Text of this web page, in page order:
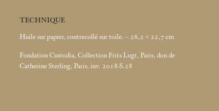
TECHNIQUE
Huile sur papier, contrecollé sur toile. – 26,2 × 22,7 cm
Fondation Custodia, Collection Frits Lugt, Paris, don de
Catherine Sterling, Paris, inv. 2018-S.28